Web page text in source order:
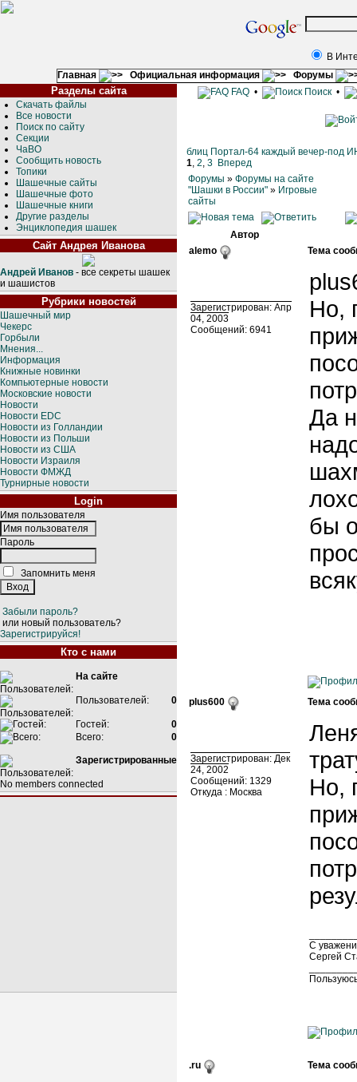
В
Главная
Официальная информация Форумы
Разделы сайта
Скачать файлы
Все новости
Поиск по сайту
Секции
ЧаВО
Сообщить новость
Топики
Шашечные сайты
Шашечные фото
Шашечные книги
Другие разделы
Энциклопедия шашек
Сайт Андрея Иванова
Андрей Иванов - все секреты шашек
и шашистов
Рубрики новостей
Шашечный мир
Чекерс
Горбыли
Мнения...
Информация
Книжные новинки
Компьютерные новости
Московские новости
Новости
Новости EDC
Новости из Голландии
Новости из Польши
Новости из США
Новости Израиля
Новости ФМЖД
Турнирные новости
Login
Имя пользователя
Пароль
Запомнить меня
Забыли пароль?
или новый пользователь?
Зарегистрируйся!
Кто с нами
На сайте
Пользователей: 0
Гостей:
0
Всего:
0
Зарегистрированные
No members connected
FAQ• Поиск•
блиц Портал-64 каждый вечер-под
1, 2, 3 Вперед
Форумы » Форумы на сайте
"Шашки в России" » Игровые
сайты
Автор
alemo
Тема
Зарегистрирован: Апр
04, 2003
Сообщений: 6941
Но,
Да
бы
plus600 Тема
Зарегистрирован: Дек
24, 2002
Сообщений: 1329
Откуда : Москва
Но,
С
Сергей
.ru Тема